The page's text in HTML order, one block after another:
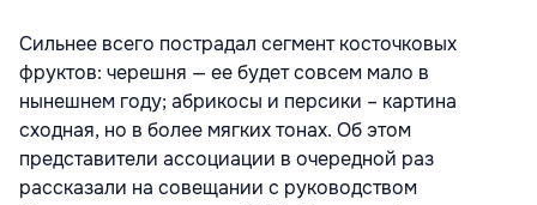
Сильнее всего пострадал сегмент косточковых
фруктов: черешня — ее будет совсем мало в
нынешнем году; абрикосы и персики – картина
сходная, но в более мягких тонах. Об этом
представители ассоциации в очередной раз
рассказали на совещании с руководством